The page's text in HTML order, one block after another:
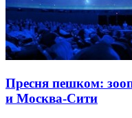
Пресня пешком:
и Москва-Сити